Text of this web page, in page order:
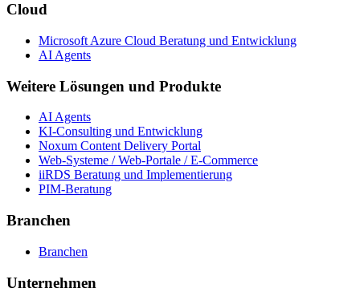
Cloud
Microsoft Azure Cloud Beratung und Entwicklung
AI Agents
Weitere Lösungen und Produkte
AI Agents
KI-Consulting und Entwicklung
Noxum Content Delivery Portal
Web-Systeme / Web-Portale / E-Commerce
iiRDS Beratung und Implementierung
PIM-Beratung
Branchen
Branchen
Unternehmen